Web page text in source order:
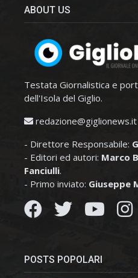
ABOUT US
Testata Giornalistica e
dell'Isola del Giglio.
redazione@giglionews.it
- Direttore Responsabile:
- Editori ed autori: Marco
Fanciulli.
- Primo inviato: Giuseppe
POSTS POPOLARI